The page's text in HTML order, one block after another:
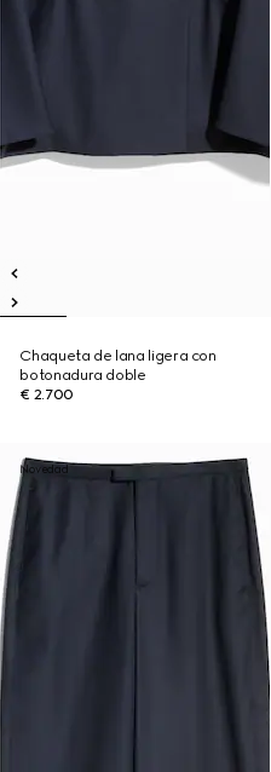
Chaqueta de lana ligera con
botonadura doble
€ 2.700
Novedad